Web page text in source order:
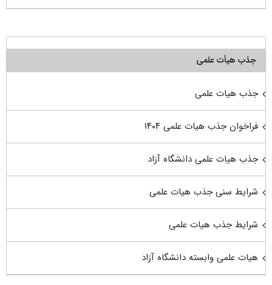
جذب هیأت علمی
جذب هیات علمی
فراخوان جذب هیات علمی ۱۴۰۴
جذب هیات علمی دانشگاه آزاد
شرایط سنی جذب هیات علمی
شرایط جذب هیات علمی
هیات علمی وابسته دانشگاه آزاد